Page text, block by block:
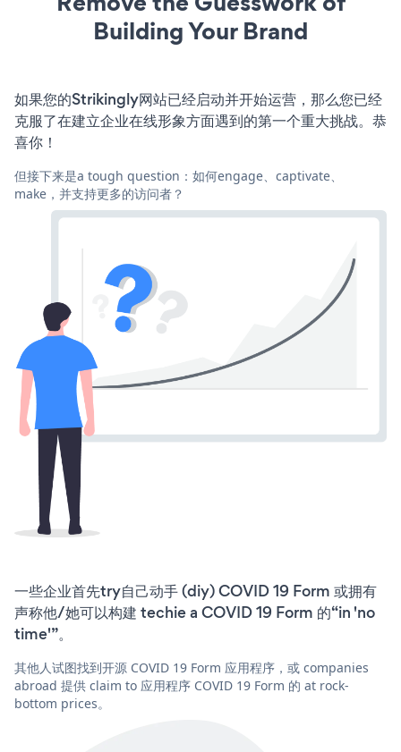
Building Your Brand
如果您的Strikingly网站已经启动并开始运营，那么您已经
克服了在建立企业在线形象方面遇到的第一个重大挑战。恭
喜你！
但接下来是a tough question：如何engage、captivate、
make，并支持更多的访问者？
一些企业首先try自己动手 (diy) COVID 19 Form 或拥有
声称他/她可以构建 techie a COVID 19 Form 的“in 'no
time'”。
其他人试图找到开源 COVID 19 Form 应用程序，或 companies
abroad 提供 claim to 应用程序 COVID 19 Form 的 at rock-
bottom prices。